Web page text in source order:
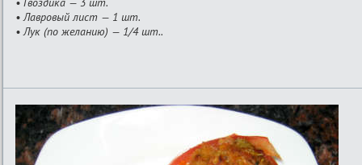
• Лавровый лист — 1 шт.
• Лук (по желанию) — 1/4 шт..